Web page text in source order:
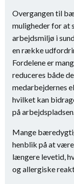
Overgangen til
muligheder for at
arbejdsmiljø i
en række
Fordelene er
reduceres både
medarbejdernes
hvilket kan
på
Mange
henblik på at være
længere levetid,
og allergiske